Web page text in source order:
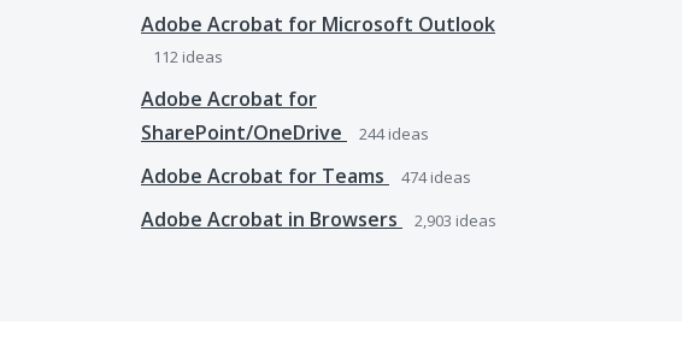
Adobe Acrobat for Microsoft Outlook
112 ideas
Adobe Acrobat for
SharePoint/OneDrive
244ideas
Adobe Acrobat for Teams 474ideas
Adobe Acrobat in Browsers 2,903 ideas